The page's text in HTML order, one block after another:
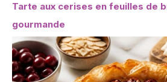
Tarte aux cerises en feuilles de
gourmande